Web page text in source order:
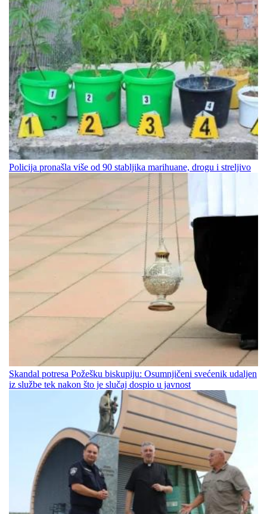
Policija pronašla više od 90 stabljika marihuane, drogu i streljivo
Skandal potresa Požešku biskupiju: Osumnjičeni svećenik udaljen
iz službe tek nakon što je slučaj dospio u javnost